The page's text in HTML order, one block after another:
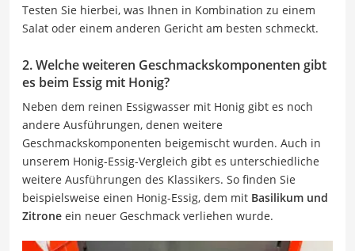
Testen Sie hierbei, was Ihnen in Kombination zu einem
Salat oder einem anderen Gericht am besten schmeckt.
2. Welche weiteren Geschmackskomponenten gibt
es beim Essig mit Honig?
Neben dem reinen Essigwasser mit Honig gibt es noch
andere Ausführungen, denen weitere
Geschmackskomponenten beigemischt wurden. Auch in
unserem Honig-Essig-Vergleich gibt es unterschiedliche
weitere Ausführungen des Klassikers. So finden Sie
beispielsweise einen Honig-Essig, dem mit Basilikum und
Zitrone ein neuer Geschmack verliehen wurde.